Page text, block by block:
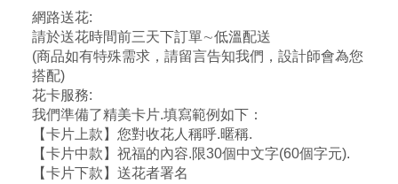
網路送花:
請於送花時間前三天下訂單∼低溫配送
(商品如有特殊需求，請留言告知我們，設計師會為您
搭配)
花卡服務:
我們準備了精美卡片.填寫範例如下：
【卡片上款】您對收花人稱呼.暱稱.
【卡片中款】祝福的內容.限30個中文字(60個字元).
【卡片下款】送花者署名